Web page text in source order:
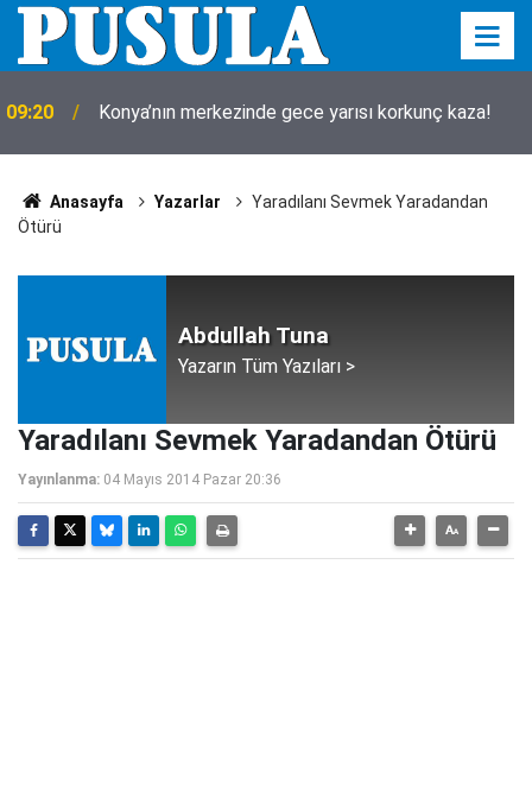
09:20 Konya’nın merkezinde gece yarısı korkunç kaza!
Anasayfa Yazarlar
Yaradılanı Sevmek Yaradandan
Ötürü
Abdullah Tuna
Yazarın Tüm Yazıları >
Yaradılanı Sevmek Yaradandan Ötürü
Yayınlanma: 04 Mayıs 2014 Pazar 20:36